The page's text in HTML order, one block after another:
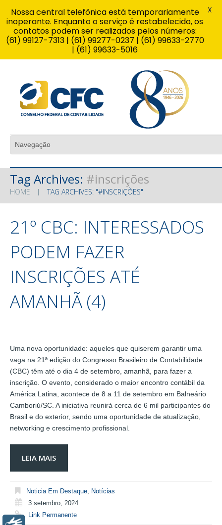
Tag Archives: #inscrições
HOME TAG ARCHIVES: "#INSCRIÇÕES"
21º CBC: INTERESSADOS
PODEM FAZER
INSCRIÇÕES ATÉ
AMANHÃ (4)
Uma nova oportunidade: aqueles que quiserem garantir uma
vaga na 21ª edição do Congresso Brasileiro de Contabilidade
(CBC) têm até o dia 4 de setembro, amanhã, para fazer a
inscrição. O evento, considerado o maior encontro contábil da
América Latina, acontece de 8 a 11 de setembro em Balneário
Camboriú/SC. A iniciativa reunirá cerca de 6 mil participantes do
Brasil e do exterior, sendo uma oportunidade de atualização,
networking e crescimento profissional.
LEIA MAIS
Noticia Em Destaque, Notícias
3 setembro, 2024
Link Permanente
Nossa central telefônica está temporariamente
inoperante. Enquanto o serviço é restabelecido, os
contatos podem ser realizados pelos números:
(61) 99127-7313 | (61) 99277-0237 | (61) 99633-2770
| (61) 99633-5016
X